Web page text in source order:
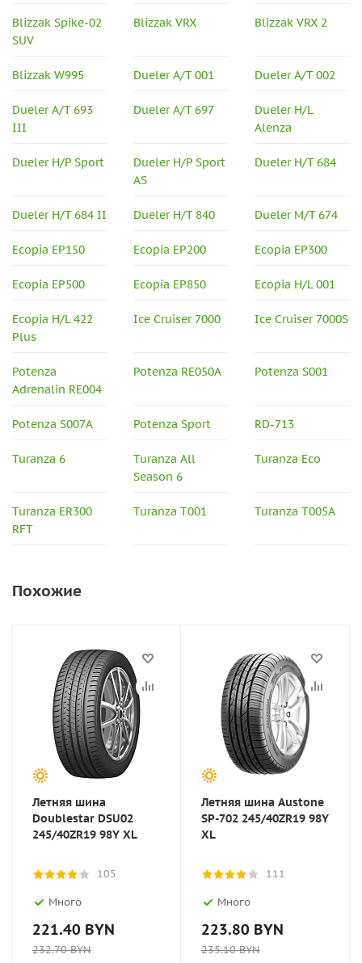
Blizzak Spike-02
SUV
Blizzak VRX Blizzak VRX 2
Blizzak W995 Dueler A/T 001 Dueler A/T 002
Dueler A/T 693
III
Dueler A/T 697
Dueler H/L
Alenza
Dueler H/P Sport
Dueler H/P Sport
AS
Dueler H/T 684
Dueler H/T 684 II Dueler H/T 840 Dueler M/T 674
Ecopia EP150 Ecopia EP200 Ecopia EP300
Ecopia EP500 Ecopia EP850 Ecopia H/L 001
Ecopia H/L 422
Plus
Ice Cruiser 7000 Ice Cruiser 7000S
Potenza
Adrenalin RE004
Potenza RE050A Potenza S001
Potenza S007A Potenza Sport RD-713
Turanza 6
Turanza All
Season 6
Turanza Eco
Turanza ER300
RFT
Turanza T001 Turanza T005A
Похожие
Летняя шина
Doublestar DSU02
245/40ZR19 98Y XL
105
Много
221.40 BYN
232.70BYN
Летняя шина Austone
SP-702 245/40ZR19 98Y
XL
111
Много
223.80 BYN
235.10BYN